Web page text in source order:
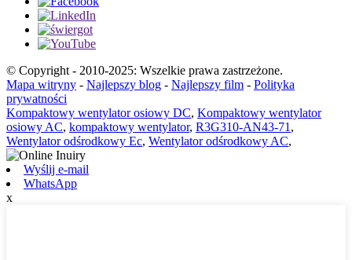
© Copyright - 2010-2025: Wszelkie prawa zastrzeżone.
Mapa witryny - Najlepszy blog - Najlepszy film - Polityka
prywatności
Kompaktowy wentylator osiowy DC, Kompaktowy wentylator
osiowy AC, kompaktowy wentylator, R3G310-AN43-71 ,
Wentylator odśrodkowy Ec, Wentylator odśrodkowy AC,
Wyślij e-mail
WhatsApp
x